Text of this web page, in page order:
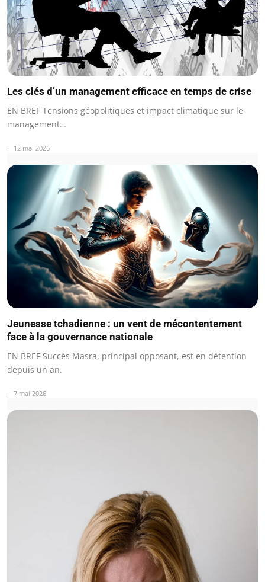
Les clés d’un management efficace en temps de crise
EN BREF Tensions géopolitiques et impact climatique sur le
management…
12 mai 2026
Jeunesse tchadienne : un vent de mécontentement
face à la gouvernance nationale
EN BREF Succès Masra, principal opposant, est en détention
depuis un an.
7 mai 2026